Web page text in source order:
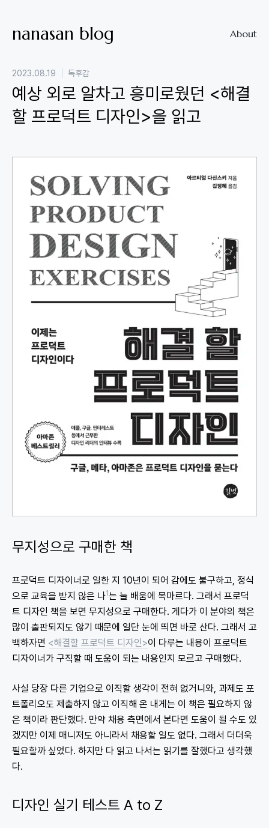
nanasan blog About
2023.08.19 독후감
예상 외로 알차고 흥미로웠던 <해결
할 프로덕트 디자인>을 읽고
무지성으로 구매한 책
프로덕트 디자이너로 일한 지 10년이 되어 감에도 불구하고, 정식
으로 교육을 받지 않은 나1는 늘 배움에 목마르다. 그래서 프로덕
트 디자인 책을 보면 무지성으로 구매한다. 게다가 이 분야의 책은
많이 출판되지도 않기 때문에 일단 눈에 띄면 바로 산다. 그래서 고
백하자면 <해결할 프로덕트 디자인>이 다루는 내용이 프로덕트
디자이너가 구직할 때 도움이 되는 내용인지 모르고 구매했다.
사실 당장 다른 기업으로 이직할 생각이 전혀 없거니와, 과제도 포
트폴리오도 제출하지 않고 이직해 온 내게는 이 책은 필요하지 않
은 책이라 판단했다. 만약 채용 측면에서 본다면 도움이 될 수도 있
겠지만 이제 매니저도 아니라서 채용할 일도 없다. 그래서 더더욱
필요할까 싶었다. 하지만 다 읽고 나서는 읽기를 잘했다고 생각했
다.
디자인 실기 테스트 A to Z